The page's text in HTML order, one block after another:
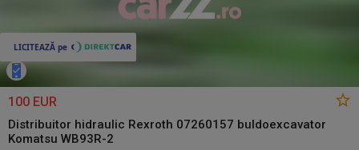
100 EUR
Distribuitor hidraulic Rexroth 07260157 buldoexcavator
Komatsu WB93R-2